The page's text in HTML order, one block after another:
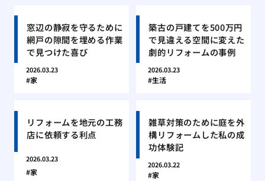
窓辺の静寂を守るために
網戸の隙間を埋める作業
で見つけた喜び
2026.03.23
家
築古の戸建てを500万円
で見違える空間に変えた
劇的リフォームの事例
2026.03.23
生活
リフォームを地元の工務
店に依頼する利点
2026.03.23
家
雑草対策のために庭を外
構リフォームした私の成
功体験記
2026.03.22
家